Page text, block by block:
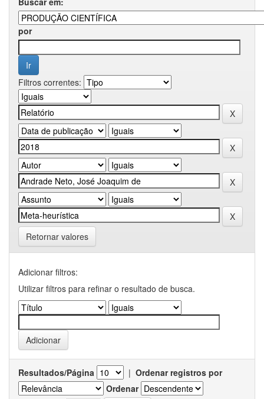
por
Filtros correntes:
Retornar valores
Adicionar filtros:
Utilizar filtros para refinar o resultado de busca.
Resultados/Página | Ordenar registros por
Ordenar